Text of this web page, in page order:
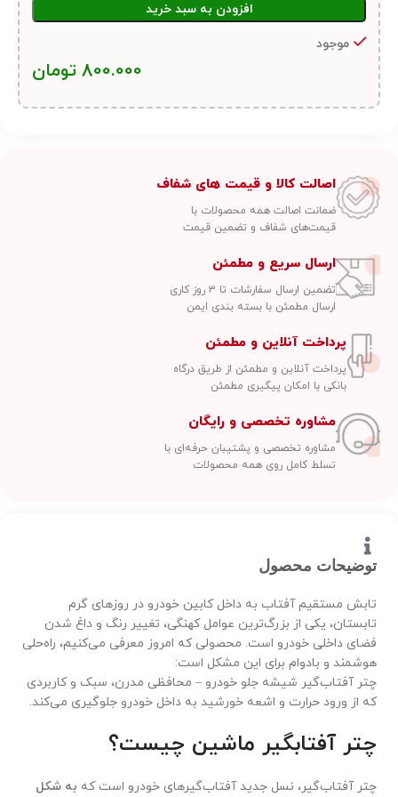
افزودن به سبد خرید
موجود
800.000 تومان
اصالت کالا و قیمت های شفاف
ضمانت اصالت همه محصولات با
قیمت‌های شفاف و تضمین قیمت
ارسال سریع و مطمئن
تضمین ارسال سفارشات تا ۳ روز کاری
ارسال مطمئن با بسته بندی ایمن
پرداخت آنلاین و مطمئن
پرداخت آنلاین و مطمئن از طریق درگاه
بانکی با امکان پیگیری مطمئن
مشاوره تخصصی و رایگان
مشاوره تخصصی و پشتیبان حرفه‌ای با
تسلط کامل روی همه محصولات
توضیحات محصول
تابش مستقیم آفتاب به داخل کابین خودرو در روزهای گرم
تابستان، یکی از بزرگ‌ترین عوامل کهنگی، تغییر رنگ و داغ شدن
فضای داخلی خودرو است. محصولی که امروز معرفی می‌کنیم، راه‌حلی
هوشمند و بادوام برای این مشکل است:
چتر آفتاب‌گیر شیشه جلو خودرو – محافظی مدرن، سبک و کاربردی
که از ورود حرارت و اشعه خورشید به داخل خودرو جلوگیری می‌کند.
چتر آفتابگیر ماشین چیست؟
چتر آفتاب‌گیر، نسل جدید آفتاب‌گیرهای خودرو است که به شکل